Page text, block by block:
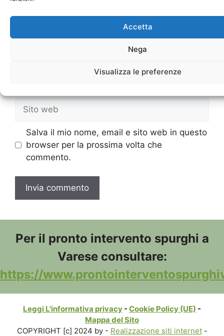
Accetta
Nega
Visualizza le preferenze
Sito
web
Salva il mio nome, email e sito web in questo
browser per la prossima volta che
commento.
Per il pronto intervento spurghi a
Varese consultare:
https://
Leggi L'informativa privacy - Cookie Policy (UE) -
Mappa del Sito
COPYRIGHT [c] 2024 by - Realizzazione siti internet-